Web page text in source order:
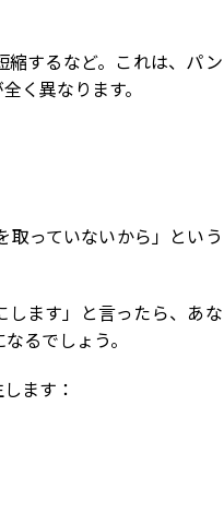
するなど。これは、パン
く異なります。
取っていないから」という
します」と言ったら、あな
るでしょう。
ます：